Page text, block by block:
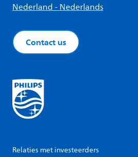
Nederland - Nederlands
Contact us
Relaties met investeerders